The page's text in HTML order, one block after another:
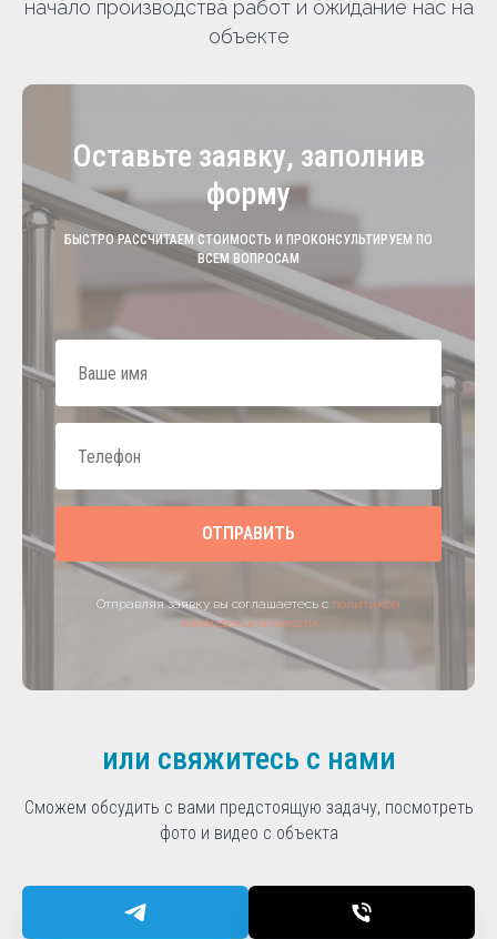
начало производства работ и ожидание нас на
объекте
Оставьте заявку, заполнив
форму
БЫСТРО РАССЧИТАЕМ СТОИМОСТЬ И ПРОКОНСУЛЬТИРУЕМ ПО
ВСЕМ ВОПРОСАМ
ОТПРАВИТЬ
Отправляя заявку вы соглашаетесь с политикой
конфиденциальности
или свяжитесь с нами
Сможем обсудить с вами предстоящую задачу, посмотреть
фото и видео с объекта